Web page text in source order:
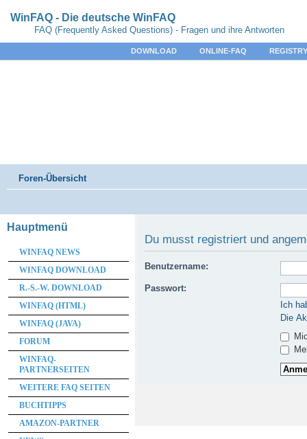
WinFAQ - Die deutsche WinFAQ
FAQ (Frequently Asked Questions) - Fragen und ihre Antworten
DOWNLOAD ONLINE-FAQ
Foren-Übersicht
Du musst registriert und
Benutzername:
Passwort:
Ich
Die
Hauptmenü
WINFAQ NEWS
WINFAQ DOWNLOAD
R.-S.-W. DOWNLOAD
WINFAQ (HTML)
WINFAQ (JAVA)
FORUM
WINFAQ-
PARTNERSEITEN
WEITERE FAQ SEITEN
BUCHTIPPS
AMAZON-PARTNER